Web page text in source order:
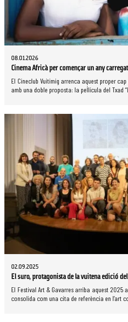
08.01.2026
Cinema Africà per començar un any
El Cineclub Vuitimig arrenca aquest proper
amb una doble proposta: la pel·lícula del Txad
02.09.2025
El suro, protagonista de la vuitena edició
El Festival Art & Gavarres arriba aquest 2025
consolida com una cita de referència en l’art